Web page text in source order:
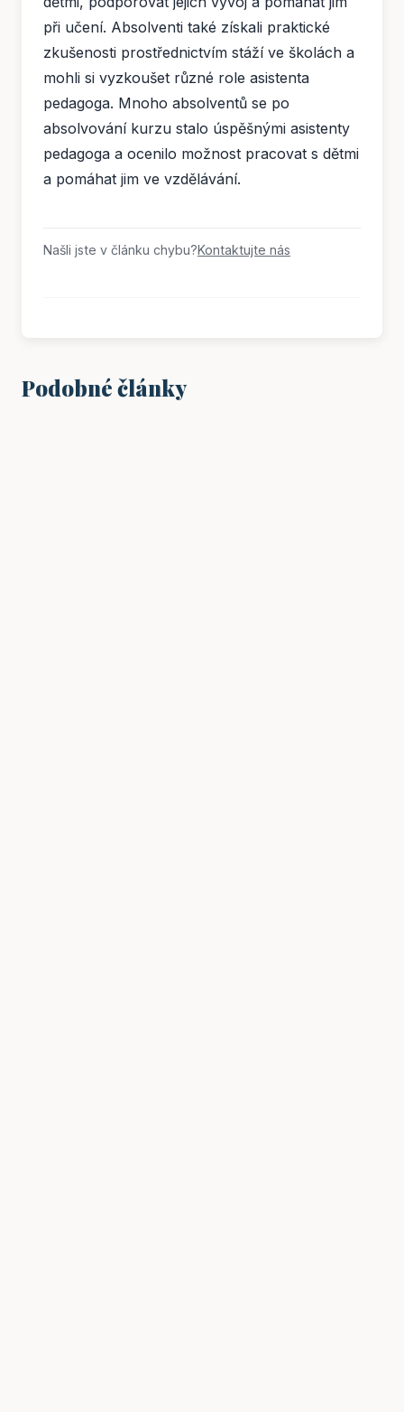
při učení. Absolventi také získali praktické
zkušenosti prostřednictvím stáží ve školách a
mohli si vyzkoušet různé role asistenta
pedagoga. Mnoho absolventů se po
absolvování kurzu stalo úspěšnými asistenty
pedagoga a ocenilo možnost pracovat s dětmi
a pomáhat jim ve vzdělávání.
Našli jste v článku chybu?Kontaktujte nás
Podobné články